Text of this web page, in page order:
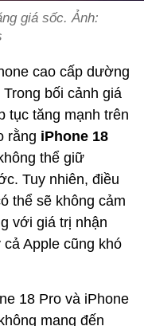
giá sốc. Ảnh:
cao cấp dường
bối cảnh giá
tục tăng mạnh trên
rằng iPhone 18
thể giữ
Tuy nhiên, điều
thể sẽ không cảm
với giá trị nhận
Apple cũng khó
18 Pro và iPhone
mang đến